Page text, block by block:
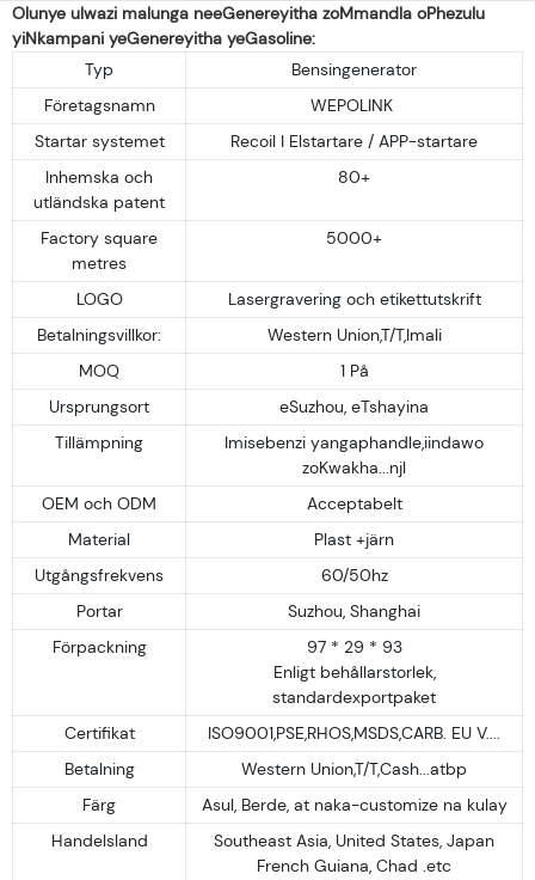
Olunye ulwazi malunga neeGenereyitha zoMmandla oPhezulu
yiNkampani yeGenereyitha yeGasoline:
Typ
Bensingenerator
Företagsnamn
WEPOLINK
Startar systemet
Recoil I Elstartare / APP-startare
Inhemska och
utländska patent
80+
Factory square
metres
5000+
LOGO
Lasergravering och etikettutskrift
Betalningsvillkor:
Western Union,T/T,Imali
MOQ
1 På
Ursprungsort
eSuzhou, eTshayina
Tillämpning
Imisebenzi yangaphandle,iindawo
zoKwakha...njl
OEM och ODM
Acceptabelt
Material
Plast +järn
Utgångsfrekvens
60/50hz
Portar
Suzhou, Shanghai
Förpackning
97 * 29 * 93
Enligt behållarstorlek,
standardexportpaket
Certifikat
ISO9001,PSE,RHOS,MSDS,CARB. EU V....
Betalning
Western Union,T/T,Cash...atbp
Färg
Asul, Berde, at naka-customize na kulay
Handelsland
Southeast Asia, United States, Japan
French Guiana, Chad .etc